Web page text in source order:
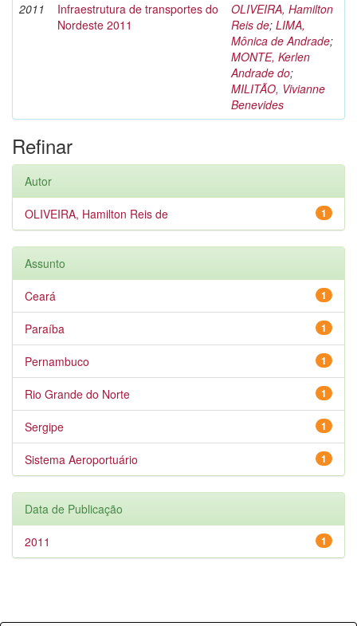
2011
Infraestrutura de transportes do
Nordeste 2011
OLIVEIRA, Hamilton
Reis de; LIMA,
Mônica de Andrade;
MONTE, Kerlen
Andrade do;
MILITÃO, Vivianne
Benevides
Refinar
Autor
1
OLIVEIRA, Hamilton Reis de
Assunto
1
Ceará
1
Paraíba
1
Pernambuco
1
Rio Grande do Norte
1
Sergipe
1
Sistema Aeroportuário
Data de Publicação
1
2011